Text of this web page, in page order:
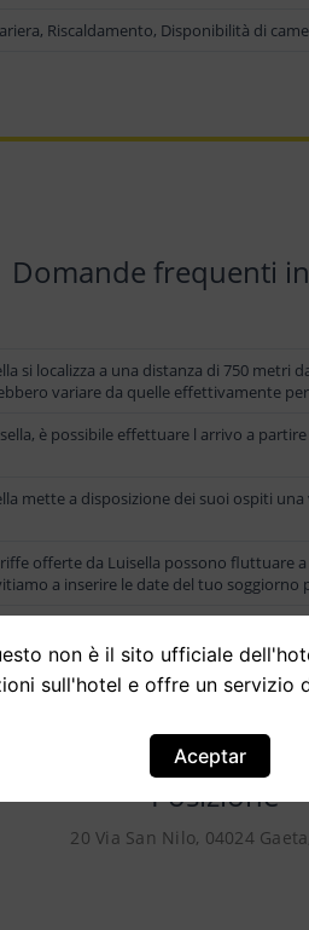
Riscaldamento, Disponibilità di
Domande frequenti
si localizza a una distanza di 750 metri
variare da quelle effettivamente
è possibile effettuare l arrivo a
mette a disposizione dei suoi ospiti
offerte da Luisella possono fluttuare
a inserire le date del tuo soggiorno
Posizione
20 Via San Nilo, 04024
non è il sito ufficiale
sull'hotel e offre un servizio
Aceptar